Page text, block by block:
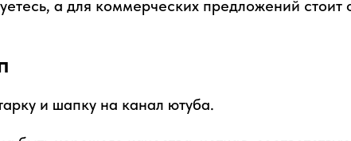
а для коммерческих предложений стоит
и шапку на канал ютуба.